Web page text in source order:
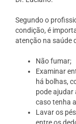
Segundo o
condição, é
atenção na saúde
Não fumar;
Examinar
há bolhas,
pode ajudar
caso tenha
Lavar os